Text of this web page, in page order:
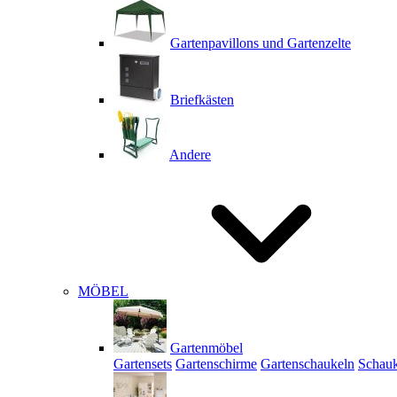
Gartenpavillons und Gartenzelte
Briefkästen
Andere
MÖBEL
Gartenmöbel
Gartensets Gartenschirme Gartenschaukeln